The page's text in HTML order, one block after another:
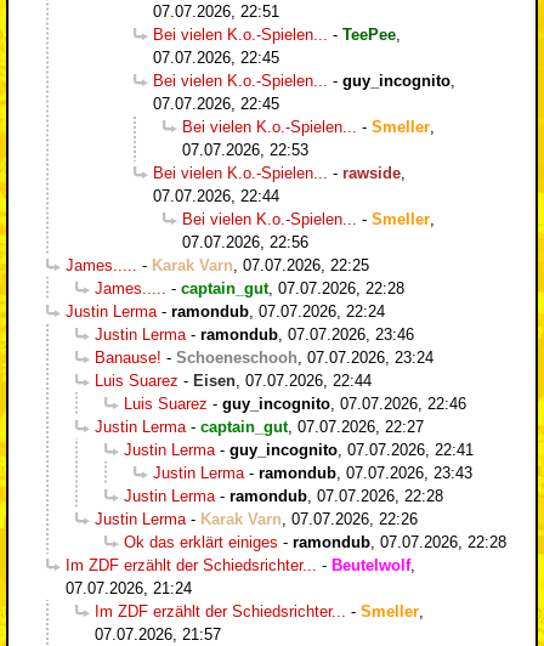
07.07.2026, 22:51
Bei vielen K.o.-Spielen...
- TeePee
07.07.2026, 22:45
Bei vielen K.o.-Spielen...
- guy_incognito
07.07.2026, 22:45
Bei vielen K.o.-Spielen...
- Smeller
07.07.2026, 22:53
Bei vielen K.o.-Spielen...
- rawside
07.07.2026, 22:44
Bei vielen K.o.-Spielen...
- Smeller
07.07.2026, 22:56
James.....
- Karak Varn 07.07.2026, 22:25
James.....
- captain_gut, 07.07.2026, 22:28
Justin Lerma - ramondub 07.07.2026, 22:24
Justin Lerma - ramondub 07.07.2026, 23:46
Banause! - Schoeneschooh 07.07.2026, 23:24
Luis Suarez - Eisen 07.07.2026, 22:44
Luis Suarez - guy_incognito 07.07.2026, 22:46
Justin Lerma - captain_gut, 07.07.2026, 22:27
Justin Lerma - guy_incognito 07.07.2026, 22:41
Justin Lerma - ramondub 07.07.2026, 23:43
Justin Lerma - ramondub 07.07.2026, 22:28
Justin Lerma - Karak Varn 07.07.2026, 22:26
Ok das erklärt einiges - ramondub 07.07.2026, 22:28
Im ZDF erzählt der Schiedsrichter...
- Beutelwolf,
07.07.2026, 21:24
Im ZDF erzählt der Schiedsrichter...
- Smeller
07.07.2026, 21:57